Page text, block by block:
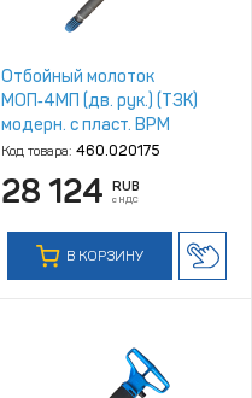
Отбойный молоток
МОП‑4МП (дв. рук.) (ТЗК)
модерн. с пласт. ВРМ
Код товара: 460.020175
28 124 RUB
с НДС
В КОРЗИНУ